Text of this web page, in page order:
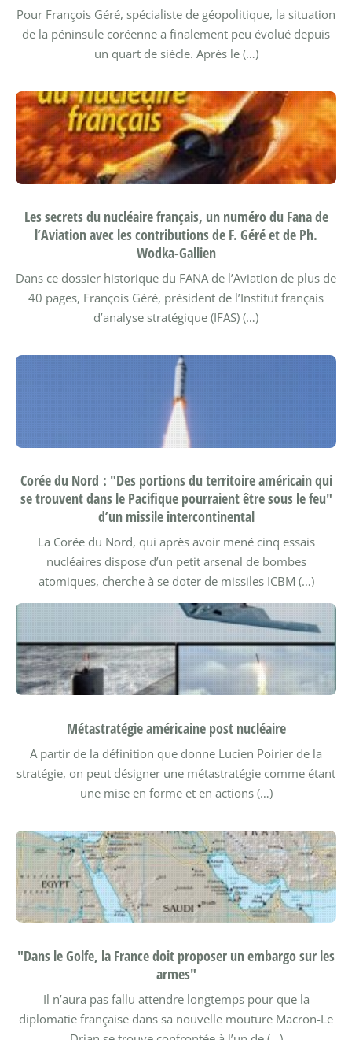
Pour François Géré, spécialiste de géopolitique, la situation
de la péninsule coréenne a finalement peu évolué depuis
un quart de siècle. Après le (…)
Les secrets du nucléaire français, un numéro du Fana de
l’Aviation avec les contributions de F. Géré et de Ph.
Wodka-Gallien
Dans ce dossier historique du FANA de l’Aviation de plus de
40 pages, François Géré, président de l’Institut français
d’analyse stratégique (IFAS) (…)
Corée du Nord : "Des portions du territoire américain qui
se trouvent dans le Pacifique pourraient être sous le feu"
d’un missile intercontinental
La Corée du Nord, qui après avoir mené cinq essais
nucléaires dispose d’un petit arsenal de bombes
atomiques, cherche à se doter de missiles ICBM (…)
Métastratégie américaine post nucléaire
A partir de la définition que donne Lucien Poirier de la
stratégie, on peut désigner une métastratégie comme étant
une mise en forme et en actions (…)
"Dans le Golfe, la France doit proposer un embargo sur les
armes"
Il n’aura pas fallu attendre longtemps pour que la
diplomatie française dans sa nouvelle mouture Macron-Le